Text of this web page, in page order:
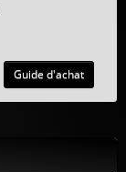
Guide d'achat